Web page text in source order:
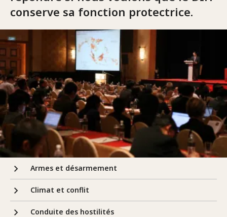
conserve sa fonction protectrice.
Armes et désarmement
Climat et conflit
Conduite des hostilités